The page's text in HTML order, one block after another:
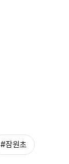
#잠원초